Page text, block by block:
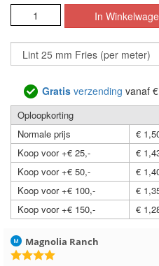
Gratis verzending vanaf
Oploopkorting
Normale prijs
€
Koop voor +€ 25,-
€
Koop voor +€ 50,-
€
Koop voor +€ 100,-
€
Koop voor +€ 150,-
€
23-7-2026